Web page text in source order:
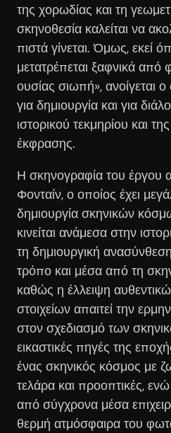
της χορωδίας και τη
σκηνοθεσία καλείται να
πιστά γίνεται. Όμως, εκεί
μετατρέπεται ξαφνικά από
ουσίας σιωπή», ανοίγεται
για δημιουργία και για
ιστορικού τεκμηρίου και
έκφρασης.
Η σκηνογραφία του έργου
Φονταίν, ο οποίος έχει
δημιουργία σκηνικών
κινείται ανάμεσα στην
τη δημιουργική
τρόπο και μέσα από τη
καθώς η έλλειψη
στοιχείων απαιτεί την
στον σχεδιασμό των
εικαστικές πηγές της
ένας σκηνικός κόσμος με
τελάρα και προοπτικές,
από σύγχρονα μέσα
θερμή ατμόσφαιρα του